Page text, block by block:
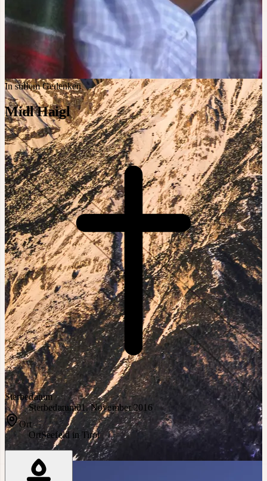
In stillem Gedenken
Midl Haigl
Sterbedatum
Sterbedatum01. November 2016
Ort
OrtSeefeld in Tirol